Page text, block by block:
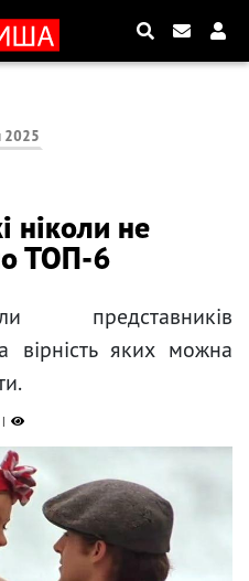
2025
ніколи не
ТОП-6
представників
вірність яких можна